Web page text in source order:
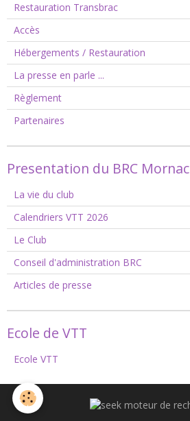
Restauration Transbrac
Accès
Hébergements / Restauration
La presse en parle ...
Règlement
Partenaires
Presentation du BRC Mornac
La vie du club
Calendriers VTT 2026
Le Club
Conseil d'administration BRC
Articles de presse
Ecole de VTT
Ecole VTT